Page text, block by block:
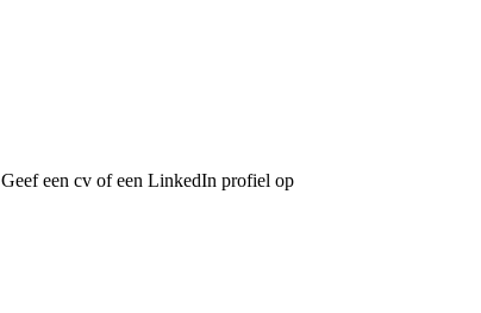
Geef een cv of een LinkedIn profiel op